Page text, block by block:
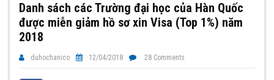
Danh sách các Trường đại học của Hàn Quốc
được miễn giảm hồ sơ xin Visa (Top 1%) năm
2018
duhochanico 12/04/2018 28 Comments